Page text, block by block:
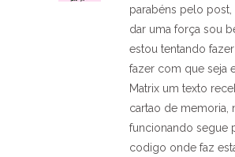
parabéns pelo
dar uma força sou
estou tentando
fazer com que seja
Matrix um texto
cartao de memoria,
funcionando segue
codigo onde faz